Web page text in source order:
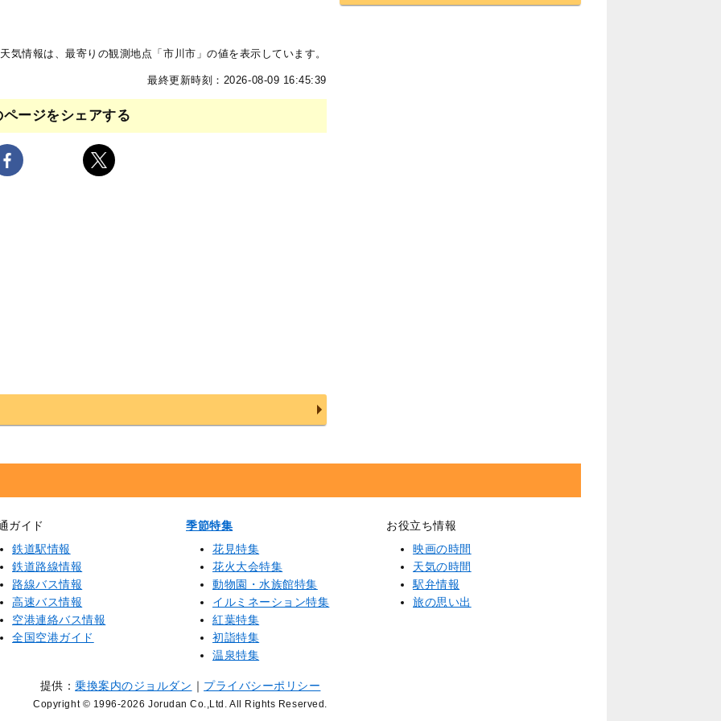
気情報は、最寄りの観測地点「市川市」の値を表示しています。
最終更新時刻：2026-08-09 16:45:39
ページをシェアする
ガイド
鉄道駅情報
鉄道路線情報
路線バス情報
高速バス情報
空港連絡バス情報
全国空港ガイド
季節特集
花見特集
花火大会特集
動物園・水族館特集
イルミネーション特集
紅葉特集
初詣特集
温泉特集
お役立ち情報
映画の時間
天気の時間
駅弁情報
旅の思い出
提供：乗換案内のジョルダン ｜ プライバシーポリシー
Copyright © 1996-2026 Jorudan Co.,Ltd. All Rights Reserved.